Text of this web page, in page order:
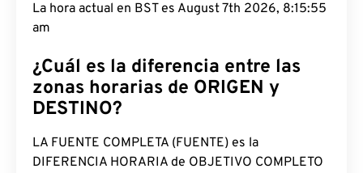
La hora actual en BST es August 7th 2026, 8:15:56
am
¿Cuál es la diferencia entre las
zonas horarias de ORIGEN y
DESTINO?
LA FUENTE COMPLETA (FUENTE) es la
DIFERENCIA HORARIA de OBJETIVO COMPLETO